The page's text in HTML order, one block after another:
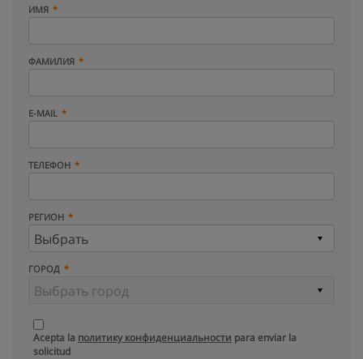
ИМЯ
ФАМИЛИЯ
E-MAIL
ТЕЛЕФОН
РЕГИОН
ГОРОД
Acepta la политику конфиденциальности para enviar la
solicitud